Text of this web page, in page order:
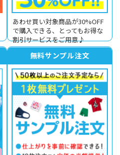
あわせ買い対象商品が30%OFF
で購入できる、とってもお得な
割引サービスをご用意♪
無料サンプル注文